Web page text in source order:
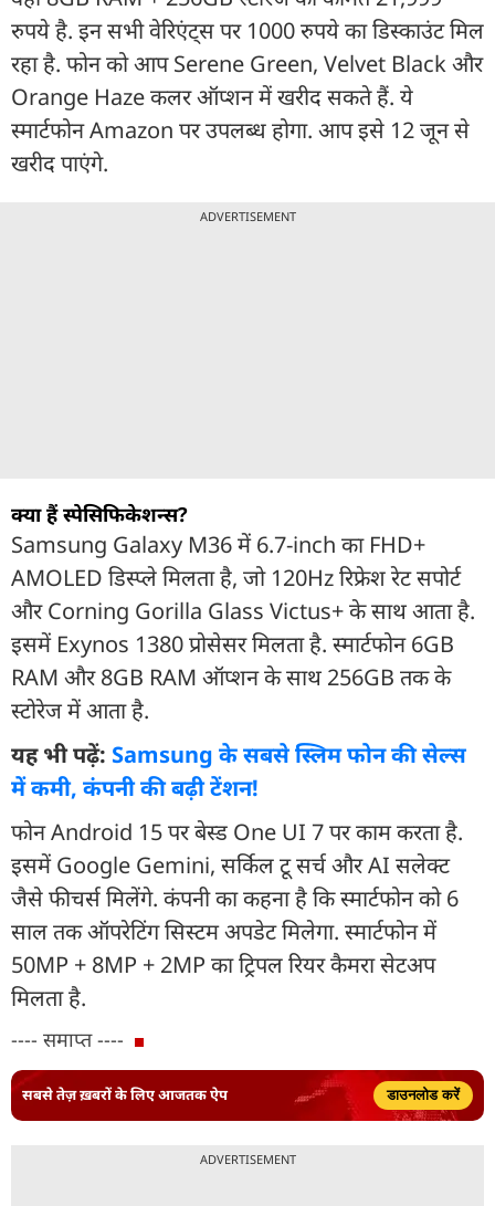
रुपये है. इन सभी वेरिएंट्स पर 1000 रुपये का डिस्काउंट मिल
रहा है. फोन को आप Serene Green, Velvet Black और
Orange Haze कलर ऑप्शन में खरीद सकते हैं. ये
स्मार्टफोन Amazon पर उपलब्ध होगा. आप इसे 12 जून से
खरीद पाएंगे.
ADVERTISEMENT
क्या हैं स्पेसिफिकेशन्स?
Samsung Galaxy M36 में 6.7-inch का FHD+
AMOLED डिस्प्ले मिलता है, जो 120Hz रिफ्रेश रेट सपोर्ट
और Corning Gorilla Glass Victus+ के साथ आता है.
इसमें Exynos 1380 प्रोसेसर मिलता है. स्मार्टफोन 6GB
RAM और 8GB RAM ऑप्शन के साथ 256GB तक के
स्टोरेज में आता है.
यह भी पढ़ें: Samsung के सबसे स्लिम फोन की सेल्स
में कमी, कंपनी की बढ़ी टेंशन!
फोन Android 15 पर बेस्ड One UI 7 पर काम करता है.
इसमें Google Gemini, सर्किल टू सर्च और AI सलेक्ट
जैसे फीचर्स मिलेंगे. कंपनी का कहना है कि स्मार्टफोन को 6
साल तक ऑपरेटिंग सिस्टम अपडेट मिलेगा. स्मार्टफोन में
50MP + 8MP + 2MP का ट्रिपल रियर कैमरा सेटअप
मिलता है.
---- समाप्त ----
सबसे तेज़ ख़बरों के लिए आजतक ऐप डाउनलोड करें
ADVERTISEMENT